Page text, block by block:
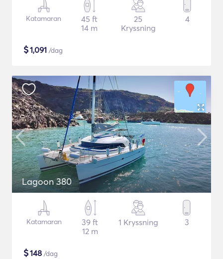
Katamaran
45 ft
14 m
25
Kryssning
4
$1,091 /dag
Lagoon 380
Katamaran
39 ft
12 m
1 Kryssning 3
$148 /dag